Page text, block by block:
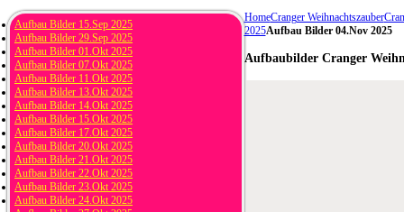
HomeCranger Weihnachtszauber
2025Aufbau Bilder 04.Nov 2025
Aufbaubilder Cranger
Aufbau Bilder 15.Sep 2025
Aufbau Bilder 29.Sep 2025
Aufbau Bilder 01.Okt 2025
Aufbau Bilder 07.Okt 2025
Aufbau Bilder 11.Okt 2025
Aufbau Bilder 13.Okt 2025
Aufbau Bilder 14.Okt 2025
Aufbau Bilder 15.Okt 2025
Aufbau Bilder 17.Okt 2025
Aufbau Bilder 20.Okt 2025
Aufbau Bilder 21.Okt 2025
Aufbau Bilder 22.Okt 2025
Aufbau Bilder 23.Okt 2025
Aufbau Bilder 24.Okt 2025